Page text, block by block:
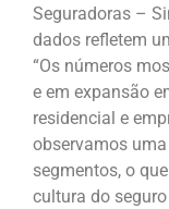
Seguradoras –
dados refletem
“Os números
e em expansão
residencial e
observamos
segmentos, o
cultura do